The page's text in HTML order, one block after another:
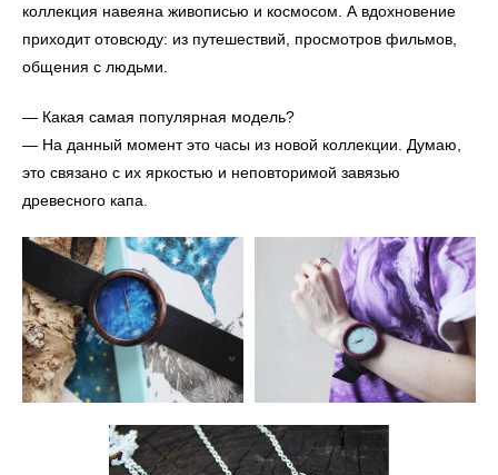
коллекция навеяна живописью и космосом. А вдохновение
приходит отовсюду: из путешествий, просмотров фильмов,
общения с людьми.
— Какая самая популярная модель?
— На данный момент это часы из новой коллекции. Думаю,
это связано с их яркостью и неповторимой завязью
древесного капа.